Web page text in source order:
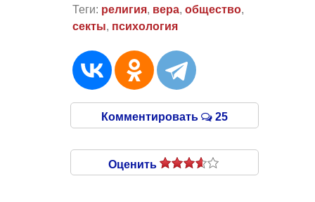
Теги: религия, вера, общество,
секты, психология
Комментировать 25
Оценить